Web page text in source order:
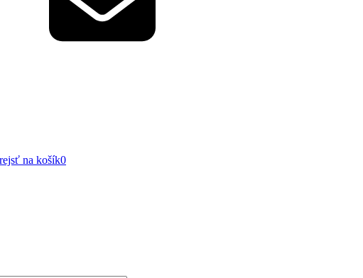
na košík0